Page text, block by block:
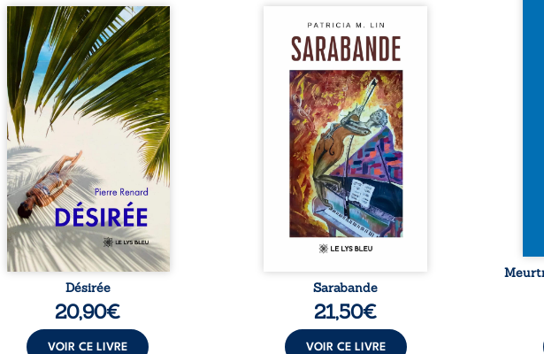
Au réveil, Pierre, jeune retraité,
découvre qu’il est devenu une
séduisante femme métissée de
trente ans. À peine a-t-il
commencé à apprivoiser ce
nouveau corps qu’Ange surgit
dans sa vie et fait vaciller
toutes ses certitudes. Entre
eux, l’attirance est immédiate,
brûlante jusqu’à ce qu’un
secret familial fasse planer
l’impensable : et s’ils étaient
demi-frère et ...
Désirée
20,90€
VOIR CE LIVRE
Aux chants crépitants de l’été,
Sous le silence ouaté de la
neige en hiver, Au cours de
nuits pâles, Dans la clarté
bienveillante de la lune, Rêves,
pensées, révoltes et espoirs…
Des mots s’assemblent, colorés,
rebelles aux règles de la
poésie, mais chantant en
rythme. Ils forment une
sarabande, passionnée souvent,
Sarabande
21,50€
VOIR CE LIVRE
Et
les